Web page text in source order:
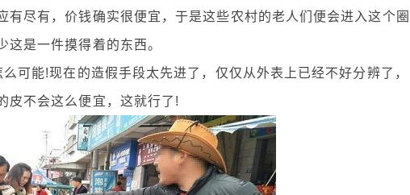
尽有，价钱确实很便宜，于是这些农村的老人们便会进入这个圈
是一件摸得着的东西。
能!现在的造假手段太先进了，仅仅从外表上已经不好分辨了，
皮不会这么便宜，这就行了!